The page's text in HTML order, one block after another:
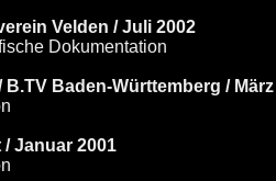
Velden / Juli 2002
Dokumentation
Baden-Württemberg / März
Januar 2001